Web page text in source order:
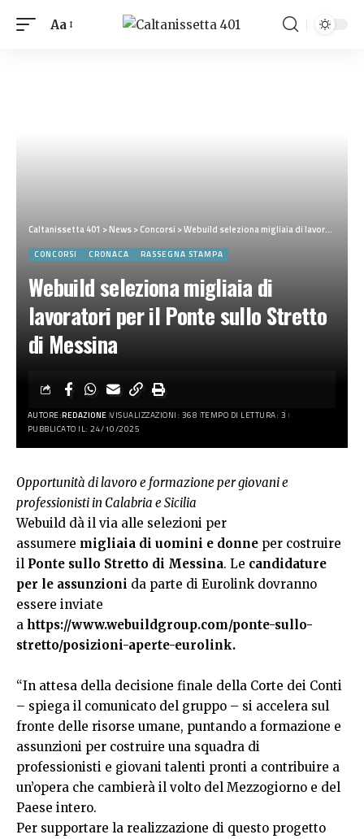
Aa
Caltanissetta 401 >News>Concorsi >Webuild seleziona migliaia di lavoratori per il Ponte sullo Stretto di Messina
CONCORSI CRONACA RASSEGNA STAMPA
Webuild seleziona migliaia di
lavoratori per il Ponte sullo Stretto
di Messina
AUTORE:REDAZIONE VISUALIZZAZIONI: 368 TEMPO DI LETTURA: 3
PUBBLICATO IL: 24/10/2025
Opportunità di lavoro e formazione per giovani e
professionisti in Calabria e Sicilia
Webuild dà il via alle selezioni per
assumere migliaia di uomini e donne per costruire
il Ponte sullo Stretto di Messina. Le candidature
per le assunzioni da parte di Eurolink dovranno
essere inviate
a https://www.webuildgroup.com/ponte-sullo-
stretto/posizioni-aperte-eurolink.
“In attesa della decisione finale della Corte dei Conti
– spiega il comunicato del gruppo – si accelera sul
fronte delle risorse umane, puntando a formazione e
assunzioni per costruire una squadra di
professionisti e giovani talenti pronti a contribuire a
un’opera che cambierà il volto del Mezzogiorno e del
Paese intero.
Per supportare la realizzazione di questo progetto